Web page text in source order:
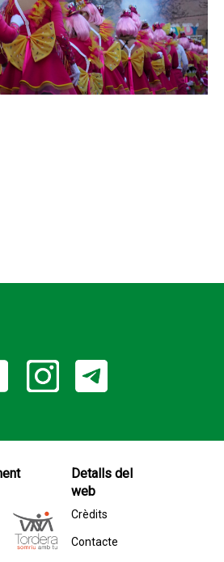
Detalls del
web
Crèdits
Contacte